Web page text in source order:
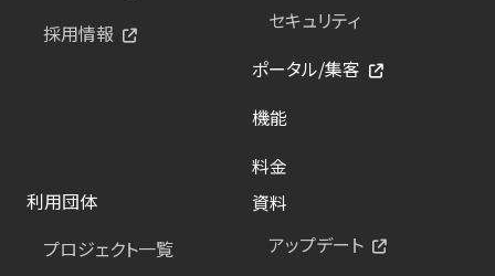
採用情報
セキュリティ
ポータル/集客
機能
料金
利用団体
プロジェクト一覧
資料
アップデート